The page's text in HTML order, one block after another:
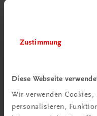
Zustimmung
Diese Webseite
Wir verwenden
personalisieren,